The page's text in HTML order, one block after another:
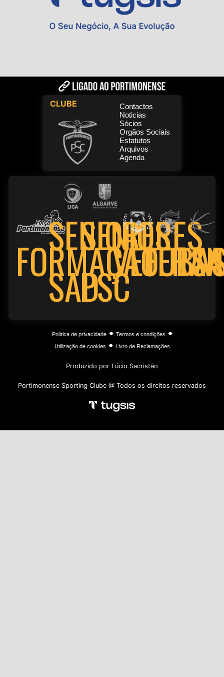
CLUBE
Contactos
Noticias
Sócios
Orgãos Sociais
Estatutos
Arquivos
Agenda
FORMAÇÃO
SENIORES
SAD
SENIORES
PSC
Política de privacidade⌯ Termos e condições ⌯
Utilização de cookies ⌯ Livro de Reclamações
Produzido por Lúcio Sacristão
Portimonense Sporting Clube @ Todos os direitos reservados